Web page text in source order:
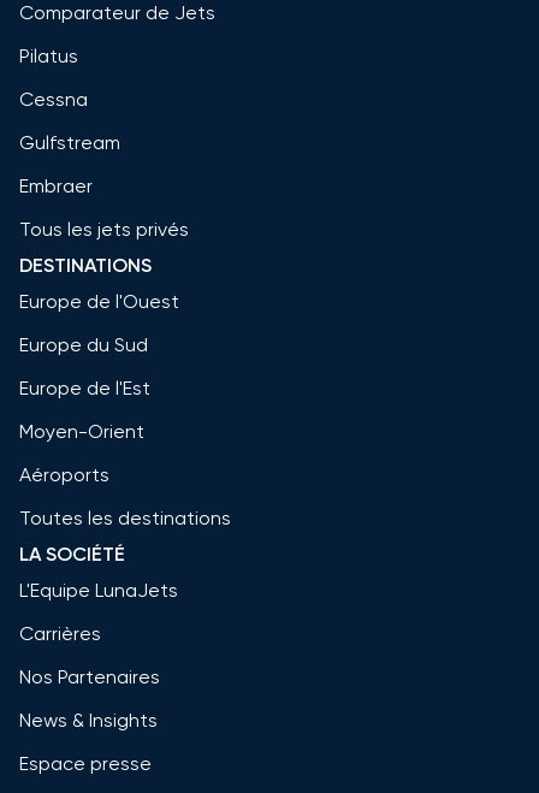
Comparateur de Jets
Pilatus
Cessna
Gulfstream
Embraer
Tous les jets privés
DESTINATIONS
Europe de l'Ouest
Europe du Sud
Europe de l'Est
Moyen-Orient
Aéroports
Toutes les destinations
LA SOCIÉTÉ
L'Equipe LunaJets
Carrières
Nos Partenaires
News & Insights
Espace presse